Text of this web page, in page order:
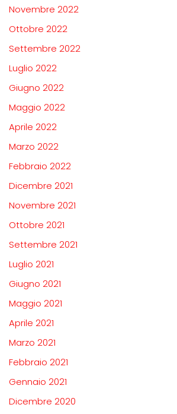
Novembre 2022
Ottobre 2022
Settembre 2022
Luglio 2022
Giugno 2022
Maggio 2022
Aprile 2022
Marzo 2022
Febbraio 2022
Dicembre 2021
Novembre 2021
Ottobre 2021
Settembre 2021
Luglio 2021
Giugno 2021
Maggio 2021
Aprile 2021
Marzo 2021
Febbraio 2021
Gennaio 2021
Dicembre 2020